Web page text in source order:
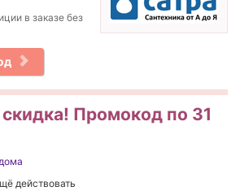
в заказе без
Промокод по 31
действовать